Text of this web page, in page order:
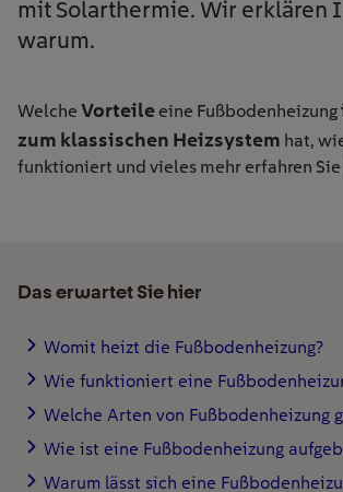
mit Solarthermie. Wir erklären
warum.
Welche Vorteile eine Fußbodenheizung
zum klassischen Heizsystem hat,
funktioniert und vieles mehr erfahren Sie
Das erwartet Sie hier
Womit heizt die Fußbodenheizung?
Wie funktioniert eine
Welche Arten von Fußbodenheizung
Wie ist eine Fußbodenheizung
Warum lässt sich eine